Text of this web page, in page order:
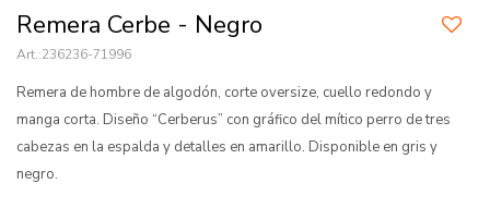
Remera Cerbe - Negro
236236-71996
Remera de hombre de algodón, corte oversize, cuello redondo y
manga corta. Diseño “Cerberus” con gráfico del mítico perro de tres
cabezas en la espalda y detalles en amarillo. Disponible en gris y
negro.